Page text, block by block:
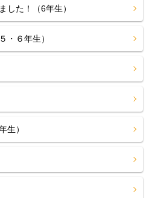
した！（6年生）
・６年生）
生）